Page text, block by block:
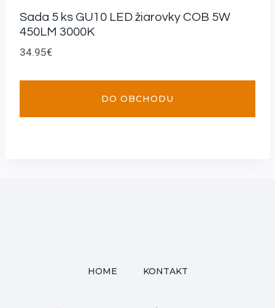
Sada 5 ks GU10 LED žiarovky COB 5W
450LM 3000K
34.95€
DO OBCHODU
HOME KONTAKT